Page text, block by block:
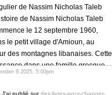
de Nassim Nicholas Taleb
de Nassim Nicholas Taleb
le 12 septembre 1960,
le petit village d'Amioun, au
des montagnes libanaises. Cette
dans une famille grecque
de notables locaux forge
8 2025, 5:00pm
J'ai publié surdes-livres-pour-changer-